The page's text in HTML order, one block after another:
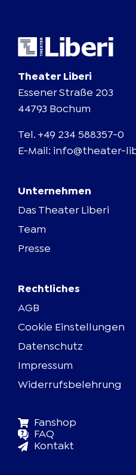
Theater Liberi
Essener Straße 203
44793 Bochum
Tel. +49 234 588357-0
E-Mail: info@theater-
Unternehmen
Das Theater Liberi
Team
Presse
Rechtliches
AGB
Cookie Einstellungen
Datenschutz
Impressum
Widerrufsbelehrung
Fanshop
FAQ
Kontakt